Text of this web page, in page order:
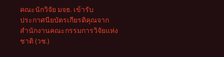
คณะนักวิจัย มจธ. เข้ารับ
ประกาศนียบัตรเกียรติคุณจาก
สำนักงานคณะกรรมการวิจัยแห่ง
ชาติ (วช.)